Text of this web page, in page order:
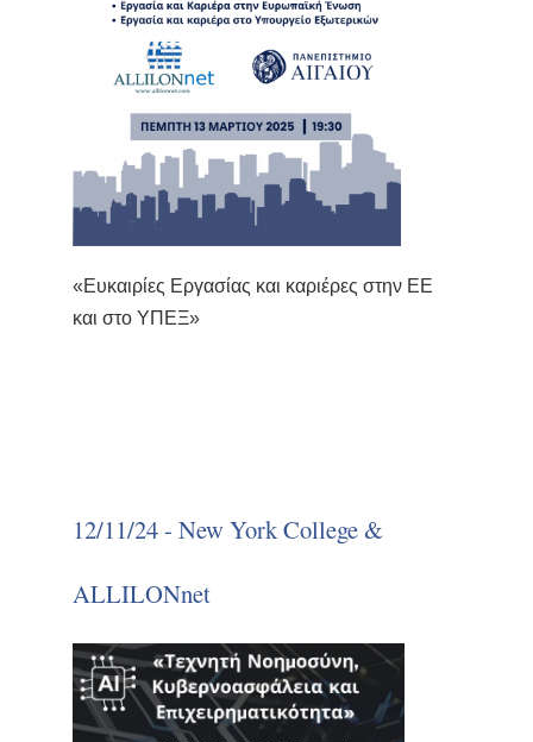
«Ευκαιρίες Εργασίας και καριέρες στην ΕΕ
και στο ΥΠΕΞ»
12/11/24 - New York College &
ALLILONnet